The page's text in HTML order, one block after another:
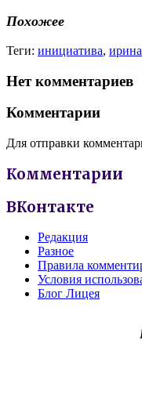
Похожее
Теги: инициатива,
Нет комментариев
Комментарии
Для отправки
Комментарии
ВКонтакте
Редакция
Разное
Правила
Условия
Блог Лицея